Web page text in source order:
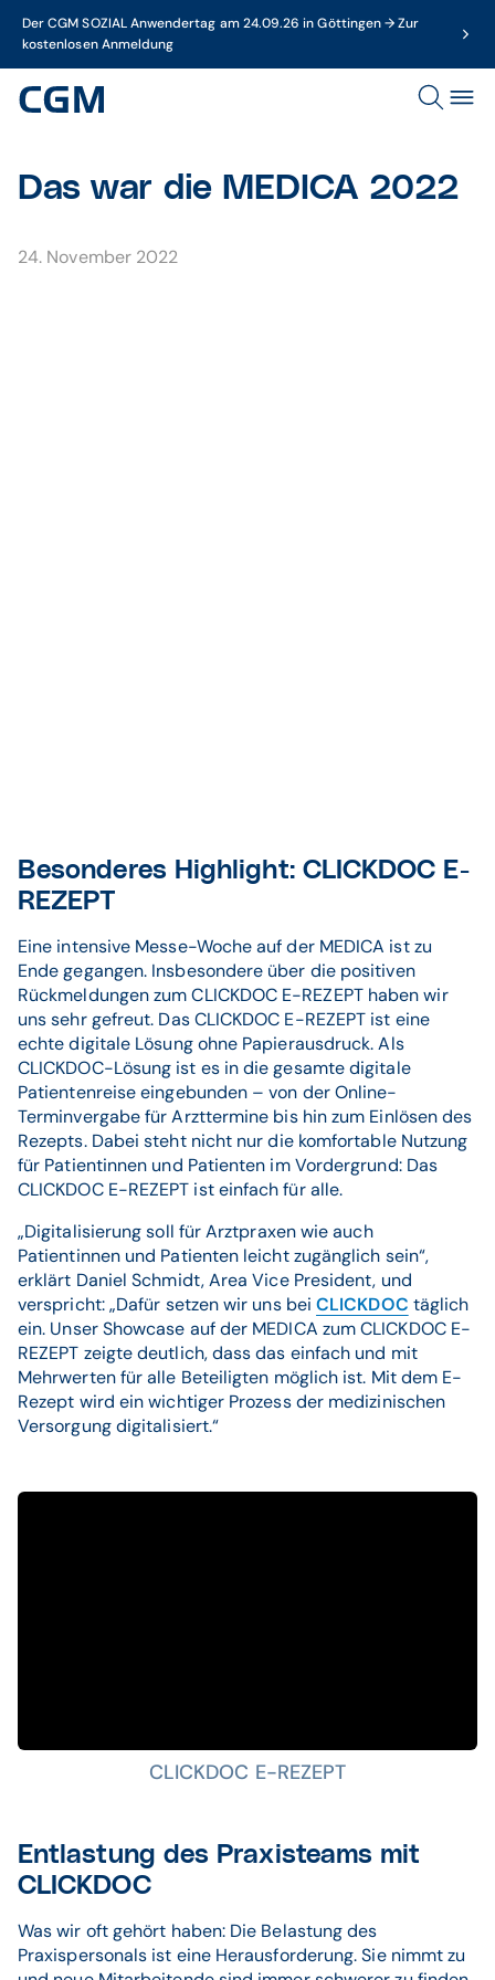
Der CGM SOZIAL Anwendertag am 24.09.26 in Göttingen → Zur
kostenlosen Anmeldung
Das war die MEDICA 2022
24. November 2022
Besonderes Highlight: CLICKDOC E-
REZEPT
Eine intensive Messe-Woche auf der MEDICA ist zu
Ende gegangen. Insbesondere über die positiven
Rückmeldungen zum CLICKDOC E-REZEPT haben wir
uns sehr gefreut. Das CLICKDOC E-REZEPT ist eine
echte digitale Lösung ohne Papierausdruck. Als
CLICKDOC-Lösung ist es in die gesamte digitale
Patientenreise eingebunden – von der Online-
Terminvergabe für Arzttermine bis hin zum Einlösen des
Rezepts. Dabei steht nicht nur die komfortable Nutzung
für Patientinnen und Patienten im Vordergrund: Das
CLICKDOC E-REZEPT ist einfach für alle.
„Digitalisierung soll für Arztpraxen wie auch
Patientinnen und Patienten leicht zugänglich sein“,
erklärt Daniel Schmidt, Area Vice President, und
verspricht: „Dafür setzen wir uns beiCLICKDOC täglich
ein. Unser Showcase auf der MEDICA zum CLICKDOC E-
REZEPT zeigte deutlich, dass das einfach und mit
Mehrwerten für alle Beteiligten möglich ist. Mit dem E-
Rezept wird ein wichtiger Prozess der medizinischen
Versorgung digitalisiert.“
CLICKDOC E-REZEPT
Entlastung des Praxisteams mit
CLICKDOC
Was wir oft gehört haben: Die Belastung des
Praxispersonals ist eine Herausforderung. Sie nimmt zu